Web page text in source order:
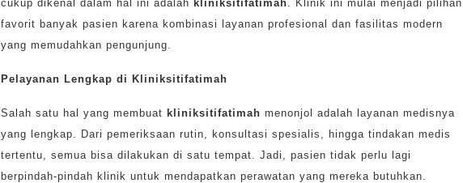
Modern
cukup dikenal dalam hal ini adalah kliniksitifatimah. Klinik ini mulai menjadi pilihan
favorit banyak pasien karena kombinasi layanan profesional dan fasilitas modern
yang memudahkan pengunjung.
Pelayanan Lengkap di Kliniksitifatimah
Salah satu hal yang membuat kliniksitifatimah menonjol adalah layanan medisnya
yang lengkap. Dari pemeriksaan rutin, konsultasi spesialis, hingga tindakan medis
tertentu, semua bisa dilakukan di satu tempat. Jadi, pasien tidak perlu lagi
berpindah-pindah klinik untuk mendapatkan perawatan yang mereka butuhkan.